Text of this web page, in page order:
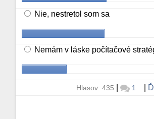
Nie, nestretol som sa
Nemám v láske počítačové
Hlasov: 435 | 1